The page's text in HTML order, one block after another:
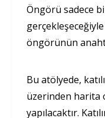
Öngörü sadece
öngörünün
Bu atölyede,
üzerinden harita
yapılacaktır.